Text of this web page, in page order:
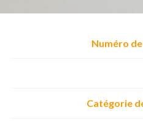
Numéro
Catégorie